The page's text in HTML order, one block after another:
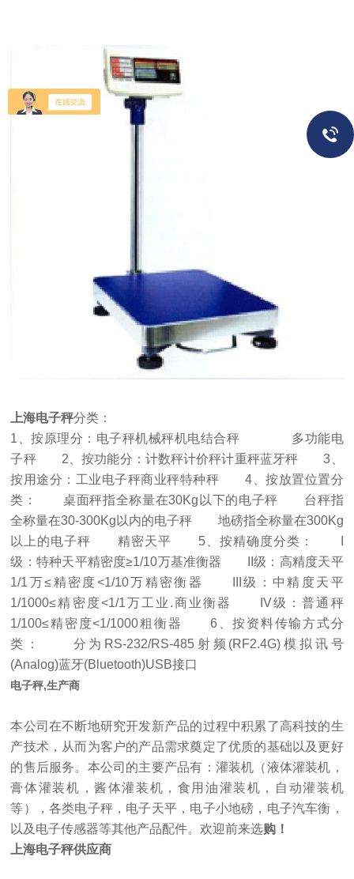
上海电子秤分类：
1、按原理分：电子秤机械秤机电结合秤 多功能电
子秤 2、按功能分：计数秤计价秤计重秤蓝牙秤 3、
按用途分：工业电子秤商业秤特种秤 4、按放置位置分
类： 桌面秤指全称量在30Kg以下的电子秤 台秤指
全称量在30-300Kg以内的电子秤 地磅指全称量在300Kg
以上的电子秤 精密天平 5、按精确度分类： I
级：特种天平精密度≥1/10万基准衡器 II级：高精度天平
1/1万≤精密度<1/10万精密衡器 III级：中精度天平
1/1000≤精密度<1/1万工业.商业衡器 IV级：普通秤
1/100≤精密度<1/1000粗衡器 6、按资料传输方式分
类： 分为RS-232/RS-485射频(RF2.4G)模拟讯号
(Analog)蓝牙(Bluetooth)USB接口
电子秤,生产商
本公司在不断地研究开发新产品的过程中积累了高科技的生
产技术，从而为客户的产品需求奠定了优质的基础以及更好
的售后服务。本公司的主要产品有：灌装机（液体灌装机，
膏体灌装机，酱体灌装机，食用油灌装机，自动灌装机
等），各类电子秤，电子天平，电子小地磅，电子汽车衡，
以及电子传感器等其他产品配件。欢迎前来选购！
上海电子秤供应商